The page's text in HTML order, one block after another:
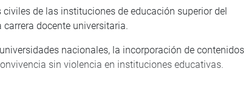
de las instituciones de educación superior del
docente universitaria.
nacionales, la incorporación de contenidos
sin violencia en instituciones educativas.